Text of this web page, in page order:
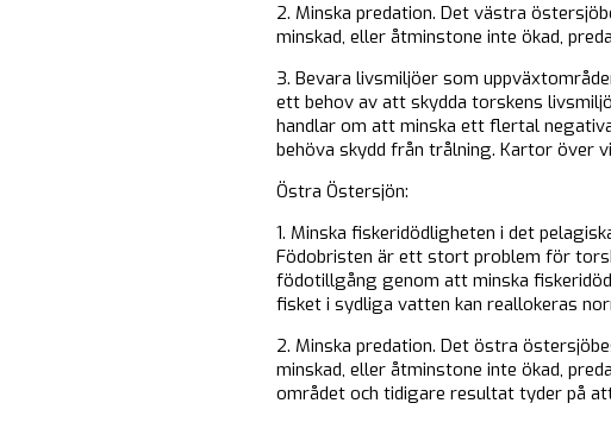
2. Minska predation. Det västra
minskad, eller åtminstone inte ökad,
3. Bevara livsmiljöer som
ett behov av att skydda torskens
handlar om att minska ett flertal
behöva skydd från trålning. Kartor över
Östra Östersjön:
1. Minska fiskeridödligheten i det
Födobristen är ett stort problem för
födotillgång genom att minska
fisket i sydliga vatten kan reallokeras
2. Minska predation. Det östra
minskad, eller åtminstone inte ökad,
området och tidigare resultat tyder på